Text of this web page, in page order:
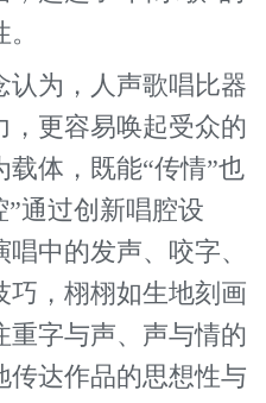
为，人声歌唱比器
，更容易唤起受众的
体，既能“传情”也
”通过创新唱腔设
中的发声、咬字、
巧，栩栩如生地刻画
重字与声、声与情的
传达作品的思想性与